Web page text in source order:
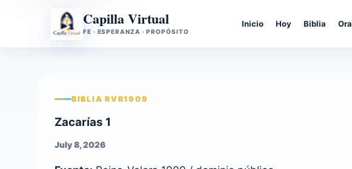
Capilla Virtual
FE · ESPERANZA · PROPÓSITO
Inicio Hoy Biblia
BIBLIA RVR1909
Zacarías 1
July 8, 2026